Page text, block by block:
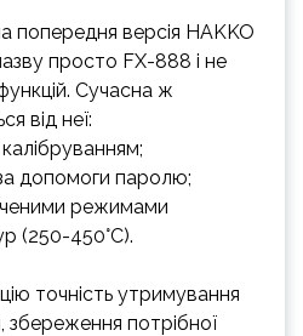
версія HAKKO
просто FX-888 і не
Сучасна ж
від неї:
допомоги паролю;
режимами
(250-450°C).
точність утримування
потрібної